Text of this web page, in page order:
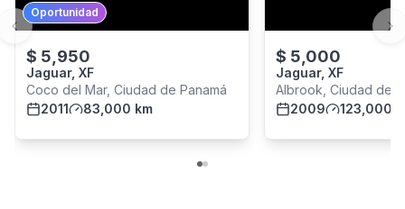
Oportunidad
$ 5,950
Jaguar, XF
Coco del Mar, Ciudad de Panamá
2011
83,000 km
$ 5,000
Jaguar, XF
Albrook, Ciudad de
2009
123,000
Previous slide